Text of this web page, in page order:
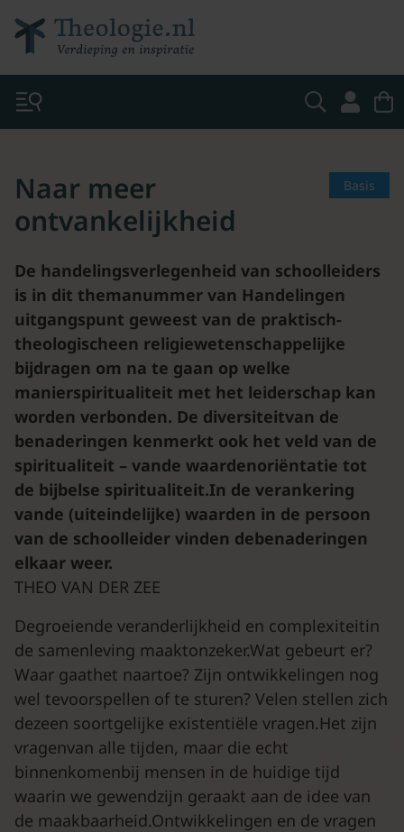
Basis
Naar meer
ontvankelijkheid
De handelingsverlegenheid van schoolleiders
is in dit themanummer van Handelingen
uitgangspunt geweest van de praktisch-
theologischeen religiewetenschappelijke
bijdragen om na te gaan op welke
manierspiritualiteit met het leiderschap kan
worden verbonden. De diversiteitvan de
benaderingen kenmerkt ook het veld van de
spiritualiteit – vande waardenoriëntatie tot
de bijbelse spiritualiteit.In de verankering
vande (uiteindelijke) waarden in de persoon
van de schoolleider vinden debenaderingen
elkaar weer.
THEO VAN DER ZEE
Degroeiende veranderlijkheid en complexiteitin
de samenleving maaktonzeker.Wat gebeurt er?
Waar gaathet naartoe? Zijn ontwikkelingen nog
wel tevoorspellen of te sturen? Velen stellen zich
dezeen soortgelijke existentiële vragen.Het zijn
vragenvan alle tijden, maar die echt
binnenkomenbij mensen in de huidige tijd
waarin we gewendzijn geraakt aan de idee van
de maakbaarheid.Ontwikkelingen en de vragen